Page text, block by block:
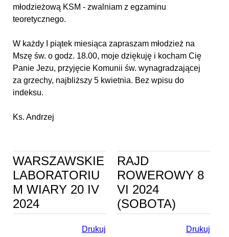
młodzieżową KSM - zwalniam z egzaminu
teoretycznego.
W każdy I piątek miesiąca zapraszam młodzież na
Mszę św. o godz. 18.00, moje dziękuję i kocham Cię
Panie Jezu, przyjęcie Komunii św. wynagradzającej
za grzechy, najbliższy 5 kwietnia. Bez wpisu do
indeksu.
Ks. Andrzej
WARSZAWSKIE
LABORATORIU
M WIARY 20 IV
2024
Drukuj
RAJD
ROWEROWY 8
VI 2024
(SOBOTA)
Drukuj